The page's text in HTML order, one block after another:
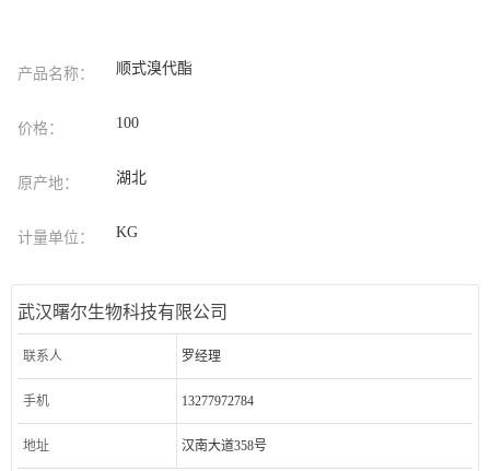
产品名称： 顺式溴代酯
价格： 100
原产地： 湖北
计量单位： KG
武汉曙尔生物科技有限公司
联系人 罗经理
手机 13277972784
地址 汉南大道358号